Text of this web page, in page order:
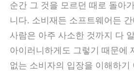
순간 그 것을 모르던 때로 돌아
니다. 소비재든 소프트웨어든
사람은 아주 사소한 것까지 다
아이러니하게도 그렇기 때문에
없는 소비자의 입장을 이해하기